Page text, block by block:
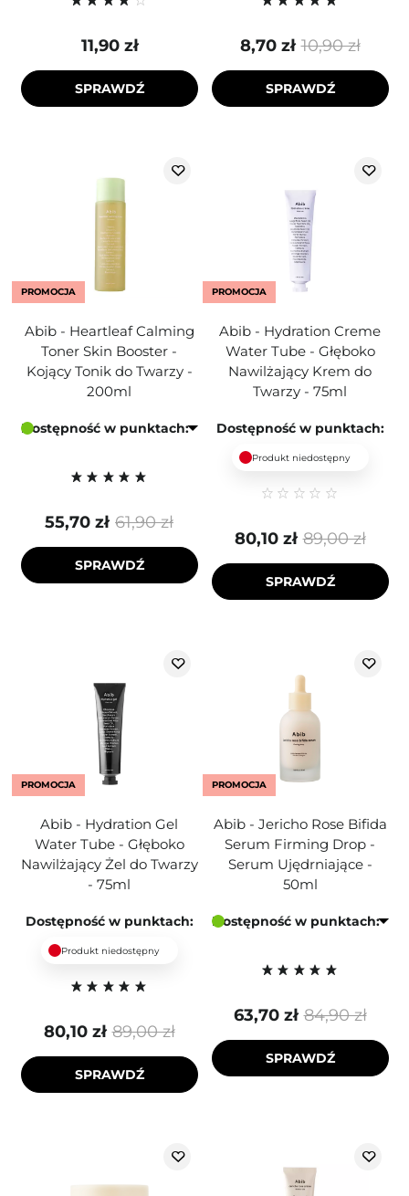
11,90 zł
SPRAWDŹ
10,90 zł
8,70 zł
SPRAWDŹ
PROMOCJA
Abib - Heartleaf Calming
Toner Skin Booster -
Kojący Tonik do Twarzy -
200ml
Dostępność w punktach:
61,90 zł
55,70 zł
SPRAWDŹ
PROMOCJA
Abib - Hydration Creme
Water Tube - Głęboko
Nawilżający Krem do
Twarzy - 75ml
Dostępność w punktach:
Produkt niedostępny
89,00 zł
80,10 zł
SPRAWDŹ
PROMOCJA
Abib - Hydration Gel
Water Tube - Głęboko
Nawilżający Żel do Twarzy
- 75ml
Dostępność w punktach:
Produkt niedostępny
89,00 zł
80,10 zł
SPRAWDŹ
PROMOCJA
Abib - Jericho Rose Bifida
Serum Firming Drop -
Serum Ujędrniające -
50ml
Dostępność w punktach:
84,90 zł
63,70 zł
SPRAWDŹ